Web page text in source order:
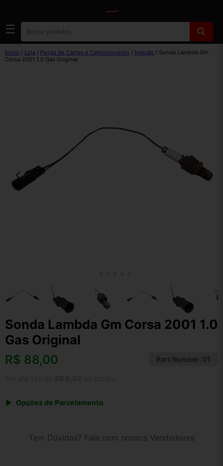
☰
Início / Loja / Peças de Carros e Caminhonetes / Injeção / Sonda Lambda Gm
Corsa 2001 1.0 Gas Original
Sonda Lambda Gm Corsa 2001 1.0
Gas Original
R$ 88,00 Part Number: 01
Opções de Parcelamento
Tem Dúvidas? Fale com nossos Vendedores